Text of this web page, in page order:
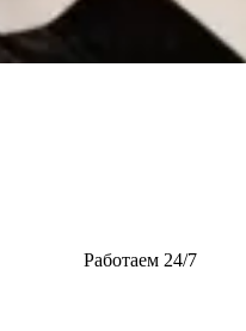
Работаем 24/7